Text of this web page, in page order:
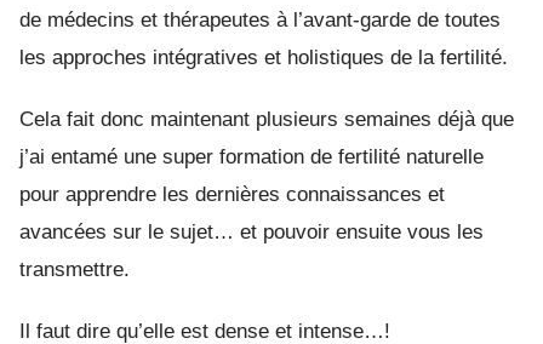
de médecins et thérapeutes à l’avant-garde de toutes
les approches intégratives et holistiques de la fertilité.
Cela fait donc maintenant plusieurs semaines déjà que
j’ai entamé une super formation de fertilité naturelle
pour apprendre les dernières connaissances et
avancées sur le sujet… et pouvoir ensuite vous les
transmettre.
Il faut dire qu’elle est dense et intense…!